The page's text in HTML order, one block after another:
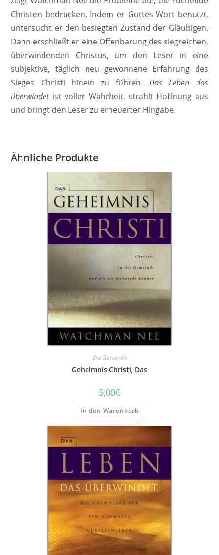
Christen bedrücken. Indem er Gottes Wort benutzt,
untersucht er den besiegten Zustand der Gläubigen.
Dann erschließt er eine Offenbarung des siegreichen,
überwindenden Christus, um den Leser in eine
subjektive, täglich neu gewonnene Erfahrung des
Sieges Christi hinein zu führen. Das Leben das
überwindetist voller Wahrheit, strahlt Hoffnung aus
und bringt den Leser zu erneuerter Hingabe.
Ähnliche Produkte
Die Gemeinde
Geheimnis Christi, Das
5,00€
In den Warenkorb